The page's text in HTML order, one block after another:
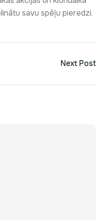
savu spēļu pieredzi.
Next Post